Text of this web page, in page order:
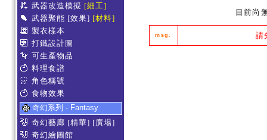
武器改造模擬 [細工]
武器聚能 [效果] [材料]
製衣樣本
打鐵設計圖
可生產物品
料理食譜
角色稱號
食物效果
奇幻系列 - Fantasy
奇幻藝廊 [精華] [廣場]
奇幻繪圖館
目前尚
msg. 請